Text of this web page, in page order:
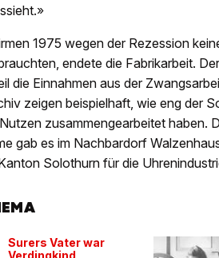
1975 wegen der Rezession
endete die Fabrikarbeit.
die Einnahmen aus der
zeigen beispielhaft, wie eng der
zusammengearbeitet haben.
gab es im Nachbardorf
Solothurn für die
Surers Vater war
Verdingkind